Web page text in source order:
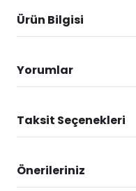
Ürün Bilgisi
Yorumlar
Taksit Seçenekleri
Önerileriniz